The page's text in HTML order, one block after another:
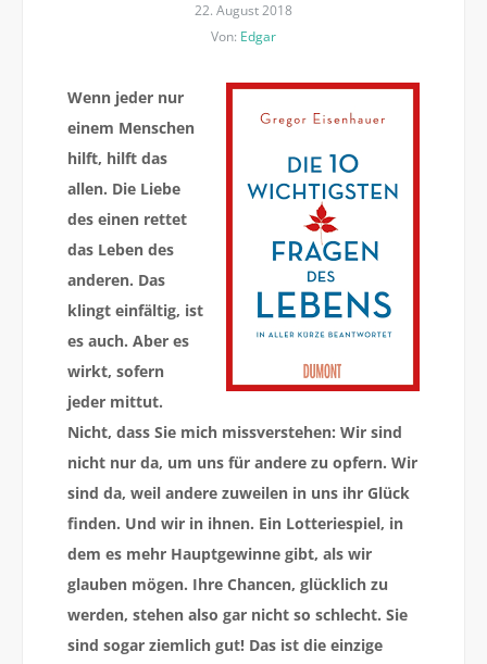
22. August 2018
Von: Edgar
Wenn jeder nur
einem Menschen
hilft, hilft das
allen. Die Liebe
des einen rettet
das Leben des
anderen. Das
klingt einfältig, ist
es auch. Aber es
wirkt, sofern
jeder mittut.
Nicht, dass Sie mich missverstehen: Wir sind
nicht nur da, um uns für andere zu opfern. Wir
sind da, weil andere zuweilen in uns ihr Glück
finden. Und wir in ihnen. Ein Lotteriespiel, in
dem es mehr Hauptgewinne gibt, als wir
glauben mögen. Ihre Chancen, glücklich zu
werden, stehen also gar nicht so schlecht. Sie
sind sogar ziemlich gut! Das ist die einzige